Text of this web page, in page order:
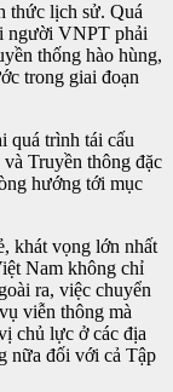
thức lịch sử. Quá
người VNPT phải
thống hào hùng,
trong giai đoạn
quá trình tái cấu
Truyền thông đặc
hướng tới mục
khát vọng lớn nhất
Nam không chỉ
ra, việc chuyển
viễn thông mà
chủ lực ở các địa
nữa đối với cả Tập